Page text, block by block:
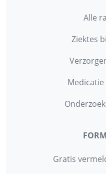
Alle
Ziektes
Gratis